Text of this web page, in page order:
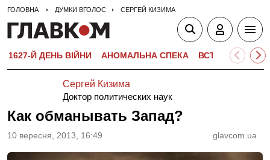
ГОЛОВНА ДУМКИ ВГОЛОС СЕРГЕЙ КИЗИМА
1627-Й ДЕНЬ ВІЙНИ АНОМАЛЬНА СПЕКА ВСТУПНА
Сергей Кизима
Доктор политических наук
Как обманывать Запад?
10 вересня, 2013, 16:49 glavcom.ua